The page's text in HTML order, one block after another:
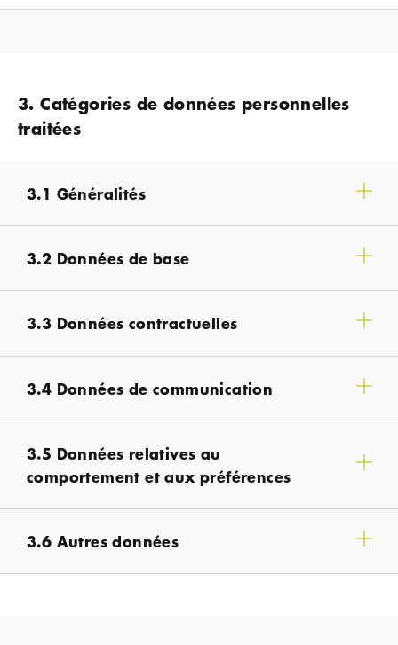
3. Catégories de données personnelles
traitées
3.1 Généralités
3.2 Données de base
3.3 Données contractuelles
3.4 Données de communication
3.5 Données relatives au
comportement et aux préférences
3.6 Autres données